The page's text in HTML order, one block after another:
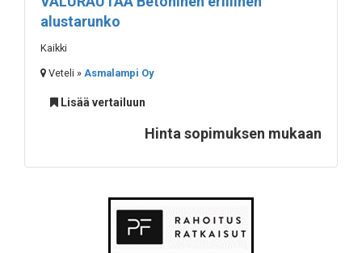
alustarunko
Kaikki
Veteli » Asmalampi Oy
Lisää vertailuun
Hinta sopimuksen mukaan